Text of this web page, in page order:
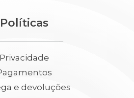
Políticas
Privacidade
e devoluções